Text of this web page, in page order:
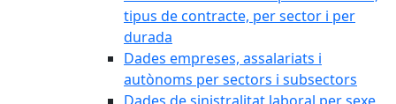
tipus de contracte, per sector i per
durada
Dades empreses, assalariats i
autònoms per sectors i subsectors